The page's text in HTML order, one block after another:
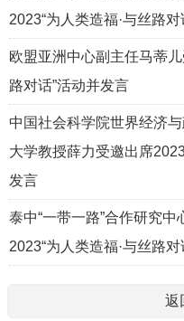
2023“为人类造福·与丝路
欧盟亚洲中心副主任马蒂
路对话”活动并发言
中国社会科学院世界经济
大学教授薛力受邀出席
发言
泰中“一带一路”合作研究
2023“为人类造福·与丝路
返